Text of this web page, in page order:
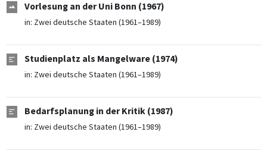
Vorlesung an der Uni Bonn (1967)
in: Zwei deutsche Staaten (1961–1989)
Studienplatz als Mangelware (1974)
in: Zwei deutsche Staaten (1961–1989)
Bedarfsplanung in der Kritik (1987)
in: Zwei deutsche Staaten (1961–1989)